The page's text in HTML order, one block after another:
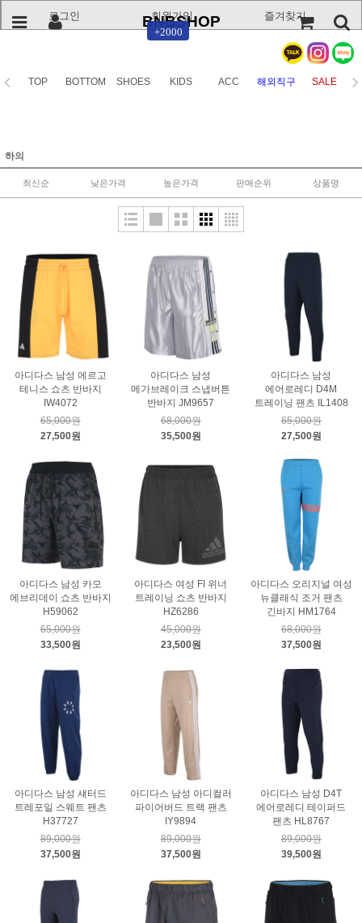
로그인
+2000
회원가입 즐겨찾기
BNBSHOP
TOP BOTTOM SHOES KIDS ACC 해외직구 SALE
하의
최신순 낮은가격 높은가격 판매순위 상품명
아디다스 남성 에르고
테니스 쇼츠 반바지
IW4072
65,000원
27,500원
아디다스 남성
메가브레이크 스냅버튼
반바지 JM9657
68,000원
35,500원
아디다스 남성
에어로레디 D4M
트레이닝 팬츠 IL1408
65,000원
27,500원
아디다스 남성 카모
에브리데이 쇼츠 반바지
H59062
65,000원
33,500원
아디다스 여성 FI 위너
트레이닝 쇼츠 반바지
HZ6286
45,000원
23,500원
아디다스 오리지널 여성
뉴클래식 조거 팬츠
긴바지 HM1764
68,000원
37,500원
아디다스 남성 섀터드
트레포일 스웨트 팬츠
H37727
89,000원
37,500원
아디다스 남성 아디컬러
파이어버드 트랙 팬츠
IY9894
89,000원
37,500원
아디다스 남성 D4T
에어로레디 테이퍼드
팬츠 HL8767
89,000원
39,500원